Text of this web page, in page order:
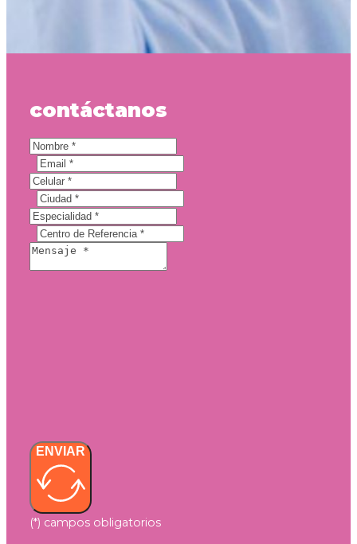
contáctanos
ENVIAR
(*) campos obligatorios